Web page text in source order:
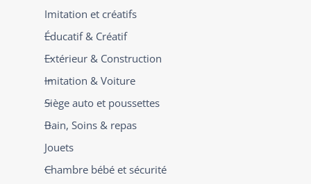
Imitation et créatifs
Éducatif & Créatif
Extérieur & Construction
Imitation & Voiture
Siège auto et poussettes
Bain, Soins & repas
Jouets
Chambre bébé et sécurité